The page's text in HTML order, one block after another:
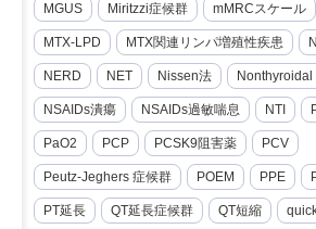
MGUS Miritzzi症候群 mMRCスケール
MTX-LPD MTX関連リンパ増殖性疾患
NERD NET Nissen法
NSAIDs潰瘍 NSAIDs過敏喘息 NTI
PaO2 PCP PCSK9阻害薬 PCV
Peutz-Jeghers 症候群 POEM PPE
PT延長 QT延長症候群 QT短縮